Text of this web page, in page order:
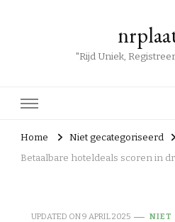
"Rijd Uniek,
Home
Niet gecategoriseerd
Betaalbare hoteldeals scoren in
UPDATED ON9 APRIL 2025 NIET